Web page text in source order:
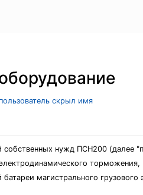
скрыл имя
собственных нужд ПСН200 (далее
магистрального